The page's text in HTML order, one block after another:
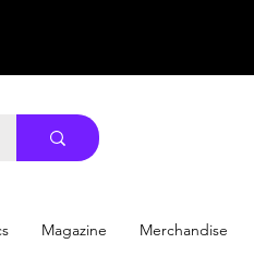
Magazine Merchandise